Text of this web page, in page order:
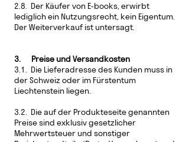
2.8. Der Käufer von E-books, erwirbt
lediglich ein Nutzungsrecht, kein Eigentum.
Der Weiterverkauf ist untersagt.
3. Preise und Versandkosten
3.1. Die Lieferadresse des Kunden muss in
der Schweiz oder im Fürstentum
Liechtenstein liegen.
3.2. Die auf der Produkteseite genannten
Preise sind exklusiv gesetzlicher
Mehrwertsteuer und sonstiger